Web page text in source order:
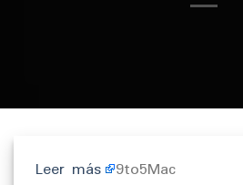
Leer más 9to5Mac